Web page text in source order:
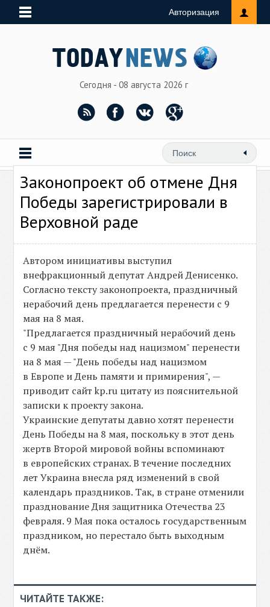
Авторизация
Сегодня - 08 августа 2026 г
Законопроект об отмене Дня
Победы зарегистрировали в
Верховной раде
Автором инициативы выступил
внефракционный депутат Андрей Денисенко.
Согласно тексту законопроекта, праздничный
нерабочий день предлагается перенести с 9
мая на 8 мая.
"Предлагается праздничный нерабочий день
с 9 мая "Дня победы над нацизмом" перенести
на 8 мая — "День победы над нацизмом
в Европе и День памяти и примирения", —
приводит сайт kp.ru цитату из пояснительной
записки к проекту закона.
Украинские депутаты давно хотят перенести
День Победы на 8 мая, поскольку в этот день
жертв Второй мировой войны вспоминают
в европейских странах. В течение последних
лет Украина внесла ряд изменений в свой
календарь праздников. Так, в стране отменили
празднование Дня защитника Отечества 23
февраля. 9 Мая пока осталось государственным
праздником, но перестало быть выходным
днём.
ЧИТАЙТЕ ТАКЖЕ: